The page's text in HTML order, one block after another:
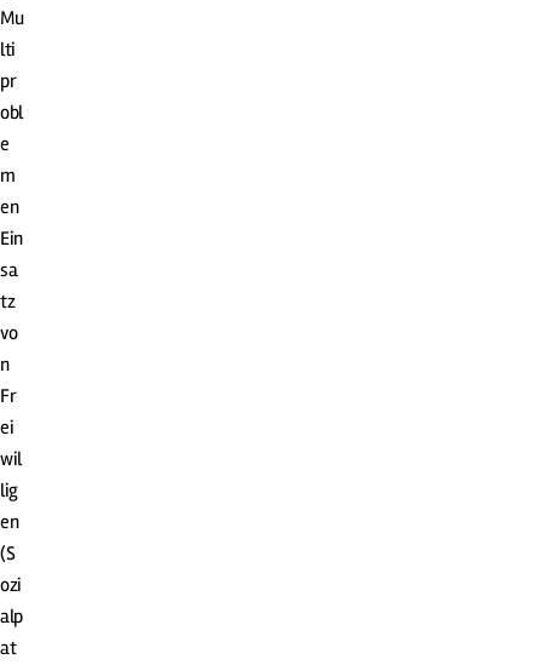
Mu
lti
pr
obl
e
m
en
Ein
sa
tz
vo
n
Fr
ei
wil
lig
en
(S
ozi
alp
at